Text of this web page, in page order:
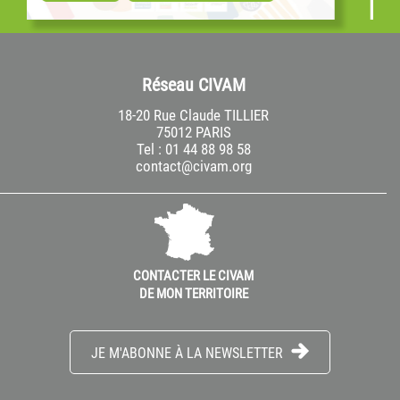
par de nombreuses associations locales,
interpelle...
Réseau CIVAM
18-20 Rue Claude TILLIER
75012 PARIS
Tel : 01 44 88 98 58
contact@civam.org
CONTACTER LE CIVAM
DE MON TERRITOIRE
JE M'ABONNE À LA NEWSLETTER